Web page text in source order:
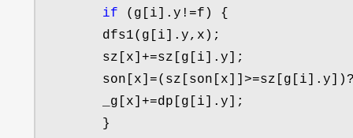
if (g[i].y!=f) {
        dfs1(g[i].y,x);
        sz[x]
+=sz[g[i].y];
        son[x]
        _g[x]
+=dp[g[i].y];
        }